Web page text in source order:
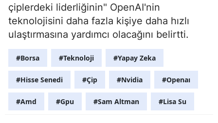
çiplerdeki liderliğinin" OpenAI'nin
teknolojisini daha fazla kişiye daha hızlı
ulaştırmasına yardımcı olacağını belirtti.
#Borsa #Teknoloji #Yapay Zeka
#Hisse Senedi #Çip #Nvidia #Openaı
#Amd #Gpu #Sam Altman #Lisa Su